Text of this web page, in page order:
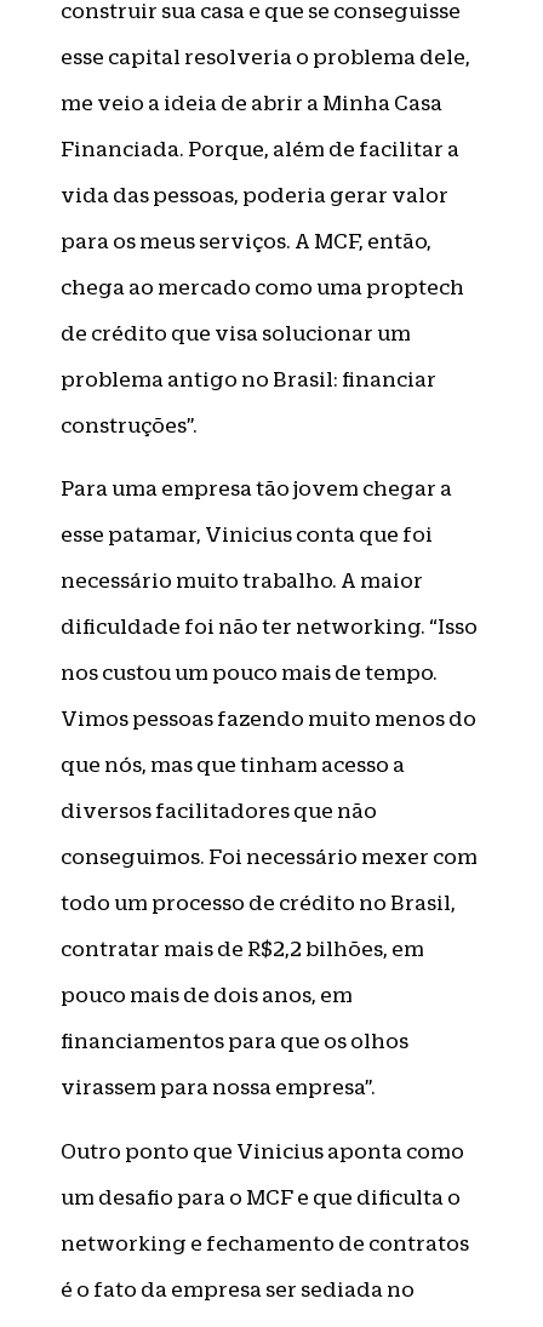
construir sua casa e que se conseguisse
esse capital resolveria o problema dele,
me veio a ideia de abrir a Minha Casa
Financiada. Porque, além de facilitar a
vida das pessoas, poderia gerar valor
para os meus serviços. A MCF, então,
chega ao mercado como uma proptech
de crédito que visa solucionar um
problema antigo no Brasil: financiar
construções”.
Para uma empresa tão jovem chegar a
esse patamar, Vinicius conta que foi
necessário muito trabalho. A maior
dificuldade foi não ter networking. “Isso
nos custou um pouco mais de tempo.
Vimos pessoas fazendo muito menos do
que nós, mas que tinham acesso a
diversos facilitadores que não
conseguimos. Foi necessário mexer com
todo um processo de crédito no Brasil,
contratar mais de R$2,2 bilhões, em
pouco mais de dois anos, em
financiamentos para que os olhos
virassem para nossa empresa”.
Outro ponto que Vinicius aponta como
um desafio para o MCF e que dificulta o
networking e fechamento de contratos
é o fato da empresa ser sediada no